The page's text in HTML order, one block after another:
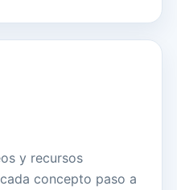
y recursos
concepto paso a